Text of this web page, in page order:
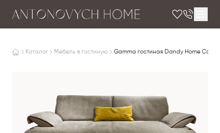
Каталог Мебель в гостиную Gamma гостиная Dandy Home